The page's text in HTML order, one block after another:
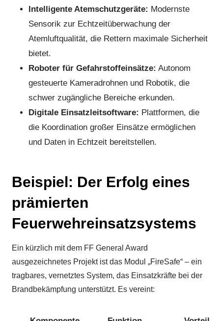
Intelligente Atemschutzgeräte: Modernste
Sensorik zur Echtzeitüberwachung der
Atemluftqualität, die Rettern maximale Sicherheit
bietet.
Roboter für Gefahrstoffeinsätze: Autonom
gesteuerte Kameradrohnen und Robotik, die
schwer zugängliche Bereiche erkunden.
Digitale Einsatzleitsoftware: Plattformen, die
die Koordination großer Einsätze ermöglichen
und Daten in Echtzeit bereitstellen.
Beispiel: Der Erfolg eines
prämierten
Feuerwehreinsatzsystems
Ein kürzlich mit dem FF General Award
ausgezeichnetes Projekt ist das Modul „FireSafe“ – ein
tragbares, vernetztes System, das Einsatzkräfte bei der
Brandbekämpfung unterstützt. Es vereint: